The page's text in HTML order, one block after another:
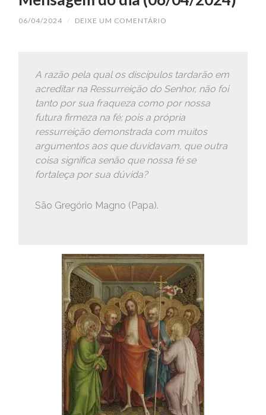
06/04/2024 / DEIXE UM COMENTÁRIO
A razão pela qual os discípulos tardarão em
acreditar na Ressurreição do Senhor, não foi
tanto por sua fraqueza como por nossa
futura firmeza na fé; pois a própria
ressurreição demonstrada com muitos
argumentos aos que duvidavam, que outra
coisa significa senão que nossa fé se
fortaleça por sua dúvida?
São Gregório Magno (Papa).